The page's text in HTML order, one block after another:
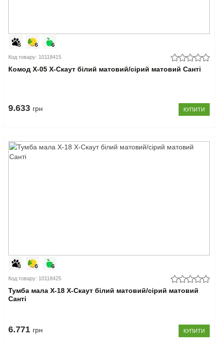
Код товару: 10118415
Комод Х-05 X-Скаут білий матовий/сірий матовий Санті
9.633 грн КУПИТИ
Код товару: 10118425
Тумба мала Х-18 X-Скаут білий матовий/сірий матовий
Санті
6.771 грн КУПИТИ